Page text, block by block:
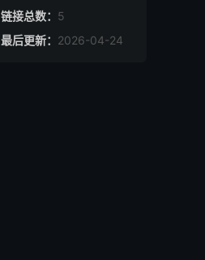
链接总数： 5
最后更新： 2026-04-24